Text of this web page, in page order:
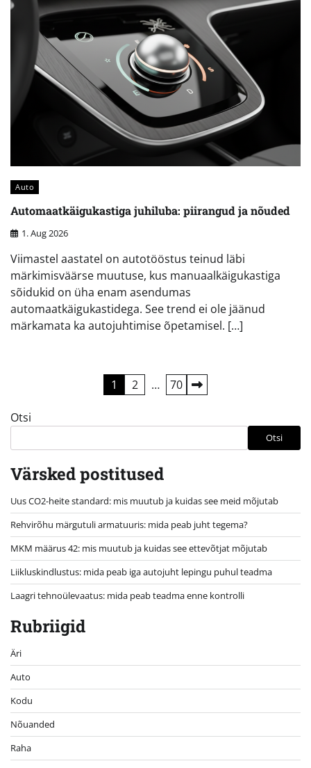
Auto
Automaatkäigukastiga juhiluba: piirangud ja nõuded
1. Aug 2026
Viimastel aastatel on autotööstus teinud läbi
märkimisväärse muutuse, kus manuaalkäigukastiga
sõidukid on üha enam asendumas
automaatkäigukastidega. See trend ei ole jäänud
märkamata ka autojuhtimise õpetamisel. […]
leheküljendus
1 2 … 70
Otsi
Otsi
Värsked postitused
Uus CO2-heite standard: mis muutub ja kuidas see meid mõjutab
Rehvirõhu märgutuli armatuuris: mida peab juht tegema?
MKM määrus 42: mis muutub ja kuidas see ettevõtjat mõjutab
Liikluskindlustus: mida peab iga autojuht lepingu puhul teadma
Laagri tehnoülevaatus: mida peab teadma enne kontrolli
Rubriigid
Äri
Auto
Kodu
Nõuanded
Raha